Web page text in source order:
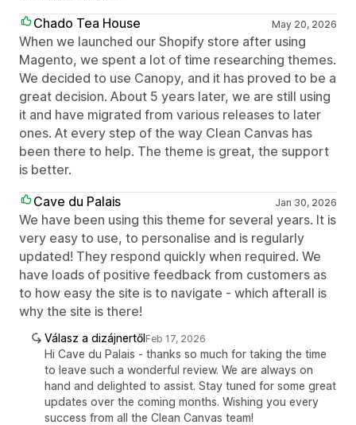
Chado Tea House
May 20, 2026
When we launched our Shopify store after using
Magento, we spent a lot of time researching themes.
We decided to use Canopy, and it has proved to be a
great decision. About 5 years later, we are still using
it and have migrated from various releases to later
ones. At every step of the way Clean Canvas has
been there to help. The theme is great, the support
is better.
Cave du Palais
Jan 30, 2026
We have been using this theme for several years. It is
very easy to use, to personalise and is regularly
updated! They respond quickly when required. We
have loads of positive feedback from customers as
to how easy the site is to navigate - which afterall is
why the site is there!
Válasz a dizájnertőlFeb 17, 2026
Hi Cave du Palais - thanks so much for taking the time
to leave such a wonderful review. We are always on
hand and delighted to assist. Stay tuned for some great
updates over the coming months. Wishing you every
success from all the Clean Canvas team!